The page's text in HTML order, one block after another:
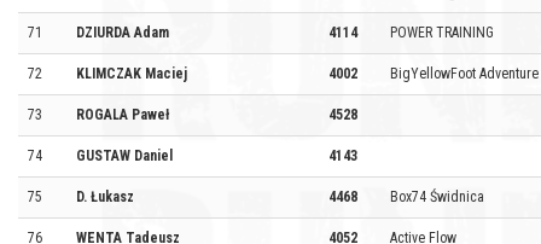
71 DZIURDA Adam 4114 POWER TRAINING
72 KLIMCZAK Maciej 4002 BigYellowFoot
73 ROGALA Paweł 4528
74 GUSTAW Daniel 4143
75 D. Łukasz 4468 Box74 Świdnica
76 WENTA Tadeusz 4052 Active Flow